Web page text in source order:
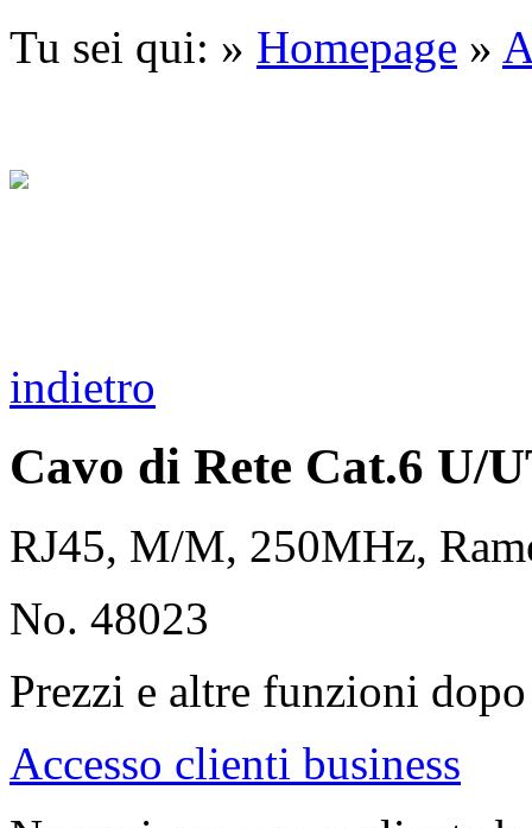
Tu sei qui: » Homepage »
indietro
Cavo di Rete Cat.6 U/
RJ45, M/M, 250MHz,
No. 48023
Prezzi e altre funzioni
Accesso clienti business